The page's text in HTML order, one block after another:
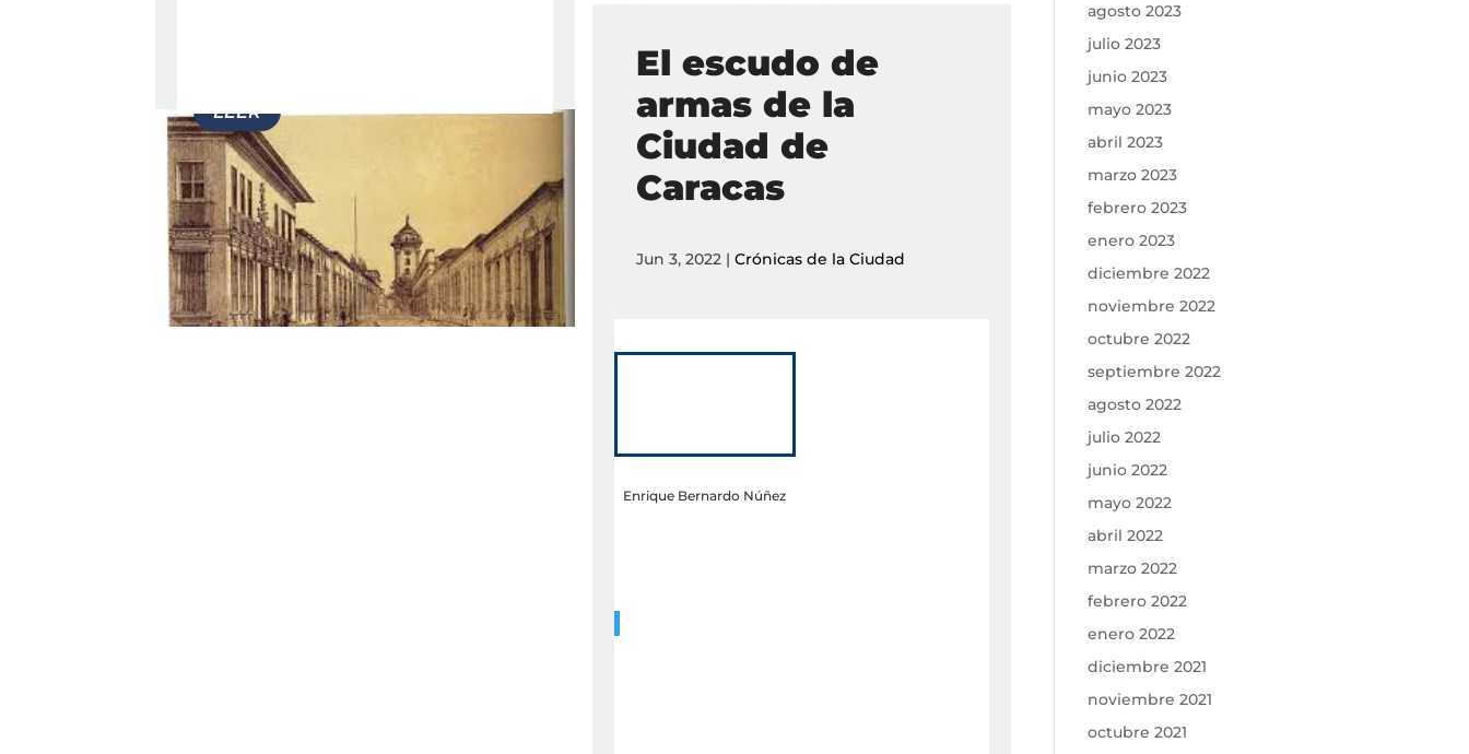
El escudo de
armas de la
Ciudad de
Caracas
Jun 3, 2022| Crónicas de la Ciudad
Enrique Bernardo Núñez
agosto 2023
julio 2023
junio 2023
mayo 2023
abril 2023
marzo 2023
febrero 2023
enero 2023
diciembre 2022
noviembre 2022
octubre 2022
septiembre 2022
agosto 2022
julio 2022
junio 2022
mayo 2022
abril 2022
marzo 2022
febrero 2022
enero 2022
diciembre 2021
noviembre 2021
octubre 2021